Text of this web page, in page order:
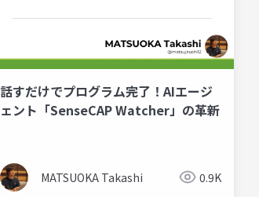
話すだけでプログラム完了！AIエージ
ェント「SenseCAP Watcher」の革新
MATSUOKA Takashi 0.9K